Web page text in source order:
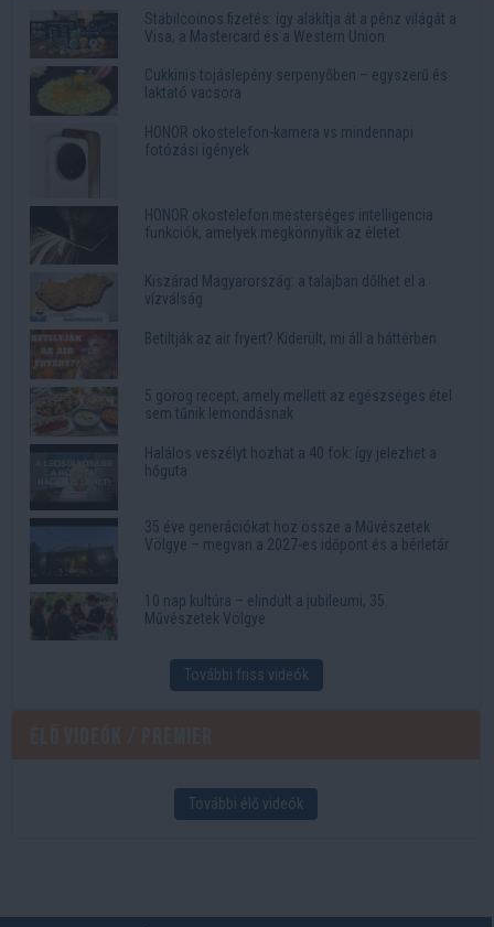
Stabilcoinos fizetés: így alakítja át a pénz világát a
Visa, a Mastercard és a Western Union
Cukkinis tojáslepény serpenyőben – egyszerű és
laktató vacsora
HONOR okostelefon-kamera vs mindennapi
fotózási igények
HONOR okostelefon mesterséges intelligencia
funkciók, amelyek megkönnyítik az életet
Kiszárad Magyarország: a talajban dőlhet el a
vízválság
Betiltják az air fryert? Kiderült, mi áll a háttérben
5 görög recept, amely mellett az egészséges étel
sem tűnik lemondásnak
Halálos veszélyt hozhat a 40 fok: így jelezhet a
hőguta
35 éve generációkat hoz össze a Művészetek
Völgye – megvan a 2027-es időpont és a bérletár
10 nap kultúra – elindult a jubileumi, 35.
Művészetek Völgye
További friss videók
További élő videók